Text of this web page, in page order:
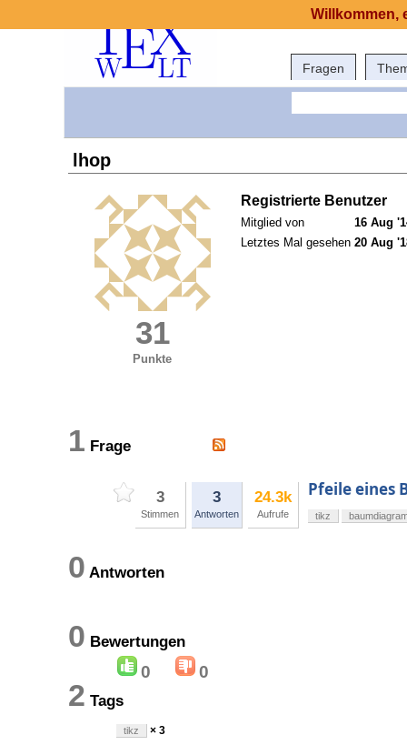
Fragen
lhop
31
Punkte
Registrierte Benutzer
Mitglied von
16 Aug
Letztes Mal gesehen 20 Aug
1 Frage
3
Stimmen
3
Antworten
24.3k
Aufrufe
Pfeile eines
tikz
0 Antworten
0 Bewertungen
0 0
2 Tags
tikz × 3
Willkommen,